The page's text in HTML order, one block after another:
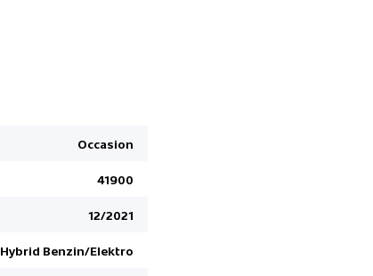
Occasion
41900
12/2021
Benzin/Elektro